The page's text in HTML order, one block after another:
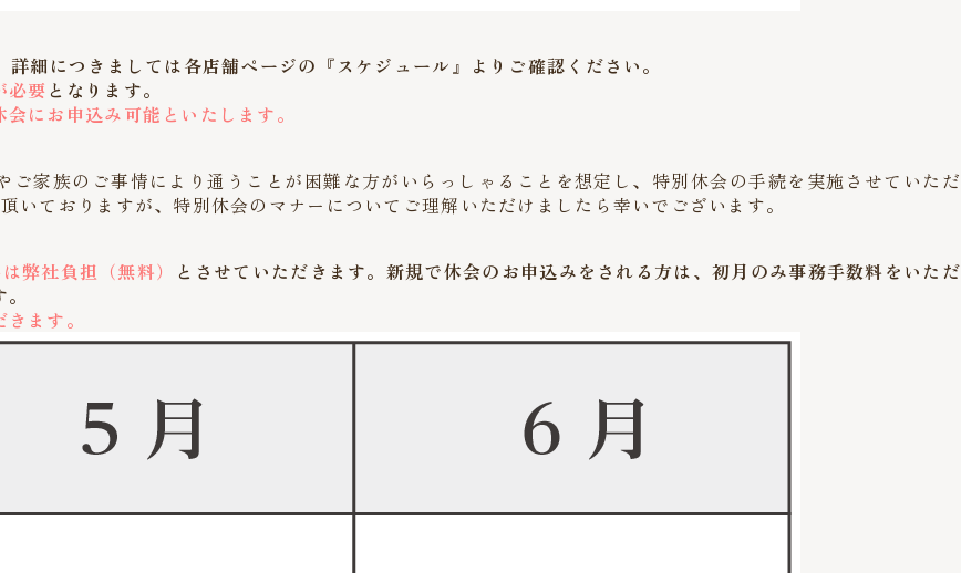
細につきましては各店舗ページの『スケジュール』よりご確認ください。
必要 となります。
にお申込み可能といたします。
家族のご事情により通うことが困難な方がいらっしゃることを想定し、特別休会の手続を実施させていただ
ておりますが、特別休会のマナーについてご理解いただけましたら幸いでございます。
弊社負担（無料）
とさせていただきます。新規で休会のお申込みをされる方は、初月のみ事務手数料をいただ
ます。